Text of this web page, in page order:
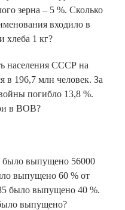
зерна – 5 %. Сколько
входило в
хлеба 1 кг?
населения СССР на
в 196,7 млн человек. За
погибло 13,8 %.
в ВОВ?
выпущено 56000
выпущено 60 % от
было выпущено 40 %.
выпущено?